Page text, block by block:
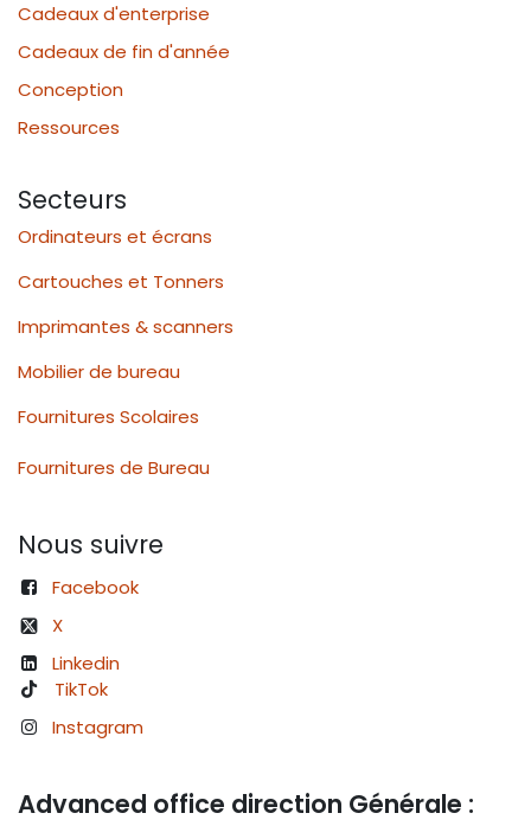
Cadeaux d'enterprise
Cadeaux de fin d'année
Conception
Ressources
Secteurs
Ordinateurs et écrans
Cartouches et Tonners
Imprimantes & scanners
Mobilier de bureau
Fournitures Scolaires
Fournitures de Bureau
Nous suivre
Facebook
X
Linkedin
TikTok
Instagram
Advanced office direction Générale :